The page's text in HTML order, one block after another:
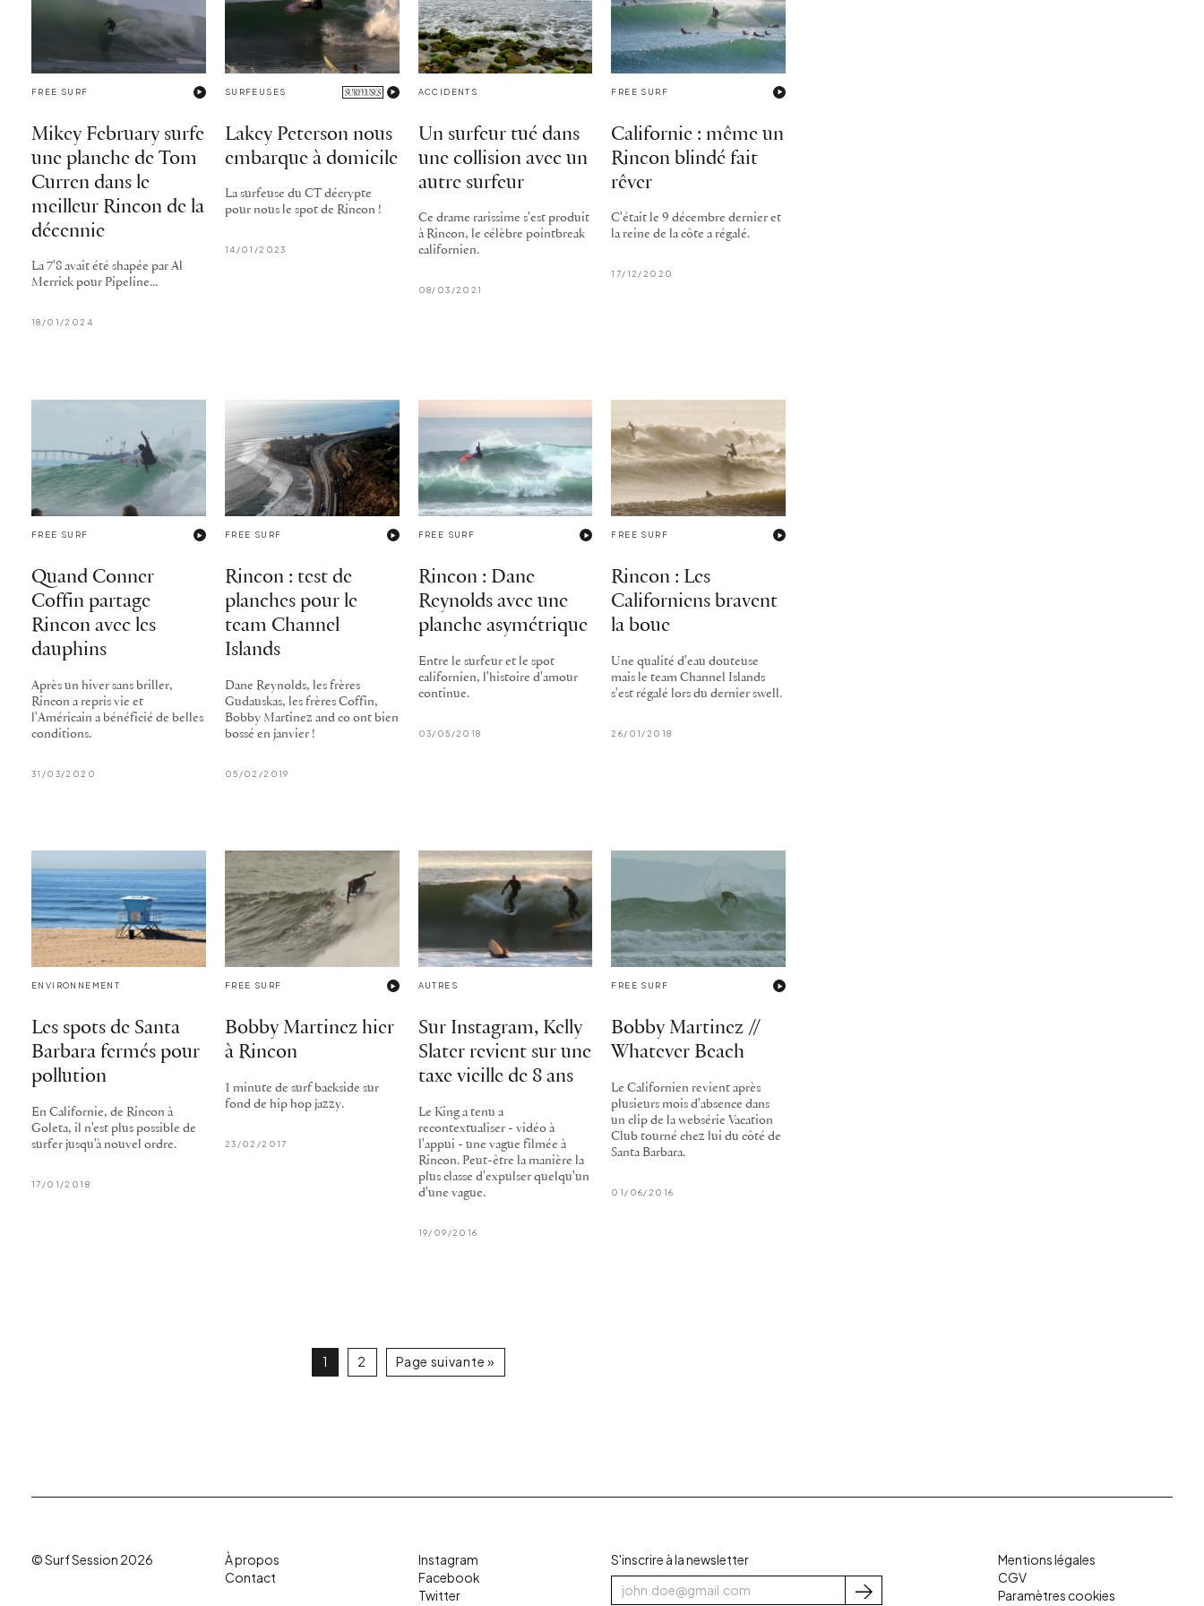
FREE SURF
Mikey February surfe
une planche de Tom
Curren dans le
meilleur Rincon de la
décennie
La 7'8 avait été shapée par Al
Merrick pour Pipeline...
18/01/2024
SURFEUSES
Lakey Peterson nous
embarque à domicile
La surfeuse du CT décrypte
pour nous le spot de Rincon !
14/01/2023
ACCIDENTS
Un surfeur tué dans
une collision avec un
autre surfeur
Ce drame rarissime s'est produit
à Rincon, le célèbre pointbreak
californien.
08/03/2021
FREE SURF
Californie : même un
Rincon blindé fait
rêver
C'était le 9 décembre dernier et
la reine de la côte a régalé.
17/12/2020
FREE SURF
Quand Conner
Coffin partage
Rincon avec les
dauphins
Après un hiver sans briller,
Rincon a repris vie et
l'Américain a bénéficié de belles
conditions.
31/03/2020
FREE SURF
Rincon : test de
planches pour le
team Channel
Islands
Dane Reynolds, les frères
Gudauskas, les frères Coffin,
Bobby Martinez and co ont bien
bossé en janvier !
05/02/2019
FREE SURF
Rincon : Dane
Reynolds avec une
planche asymétrique
Entre le surfeur et le spot
californien, l'histoire d'amour
continue.
03/05/2018
FREE SURF
Rincon : Les
Californiens bravent
la boue
Une qualité d'eau douteuse
mais le team Channel Islands
s'est régalé lors du dernier swell.
26/01/2018
ENVIRONNEMENT
Les spots de Santa
Barbara fermés pour
pollution
En Californie, de Rincon à
Goleta, il n'est plus possible de
surfer jusqu'à nouvel ordre.
17/01/2018
FREE SURF
Bobby Martinez hier
à Rincon
1 minute de surf backside sur
fond de hip hop jazzy.
23/02/2017
AUTRES
Sur Instagram, Kelly
Slater revient sur une
taxe vieille de 8 ans
Le King a tenu a
recontextualiser - vidéo à
l'appui - une vague filmée à
Rincon. Peut-être la manière la
plus classe d'expulser quelqu'un
d'une vague.
19/09/2016
FREE SURF
Bobby Martinez //
Whatever Beach
Le Californien revient après
plusieurs mois d'absence dans
un clip de la websérie Vacation
Club tourné chez lui du côté de
Santa Barbara.
01/06/2016
1 2 Page suivante »
© Surf Session 2026
À propos
Contact
Instagram
Facebook
Twitter
S'inscrire à la newsletter
Mentions légales
CGV
Paramètres cookies